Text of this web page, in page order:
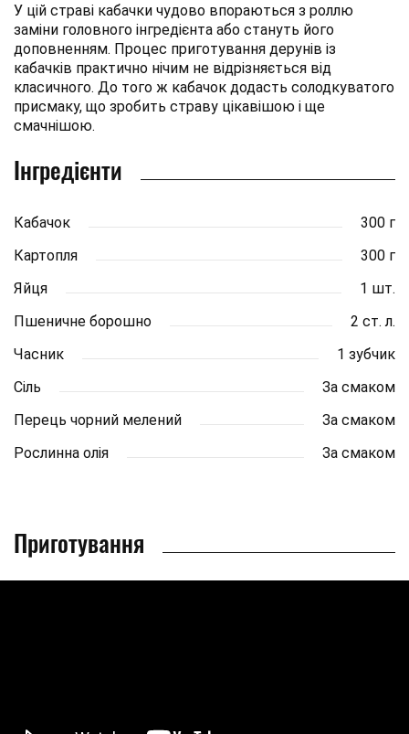
У цій страві кабачки чудово впораються з роллю
заміни головного інгредієнта або стануть його
доповненням. Процес приготування дерунів із
кабачків практично нічим не відрізняється від
класичного. До того ж кабачок додасть солодкуватого
присмаку, що зробить страву цікавішою і ще
смачнішою.
Інгредієнти
Кабачок
300 г
Картопля
300 г
Яйця
1 шт.
Пшеничне борошно
2 ст. л.
Часник
1 зубчик
Сіль
За смаком
Перець чорний мелений
За смаком
Рослинна олія
За смаком
Приготування